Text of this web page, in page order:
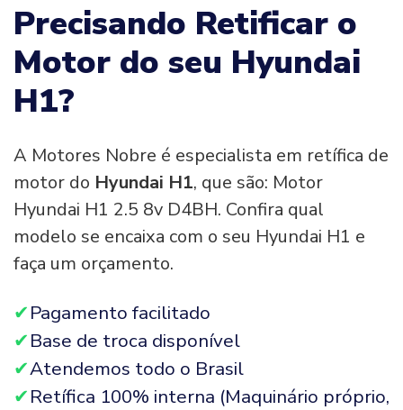
Precisando Retificar o
Motor do seu Hyundai
H1?
A Motores Nobre é especialista em retífica de
motor do Hyundai H1, que são: Motor
Hyundai H1 2.5 8v D4BH. Confira qual
modelo se encaixa com o seu Hyundai H1 e
faça um orçamento.
Pagamento facilitado
Base de troca disponível
Atendemos todo o Brasil
Retífica 100% interna (Maquinário próprio,